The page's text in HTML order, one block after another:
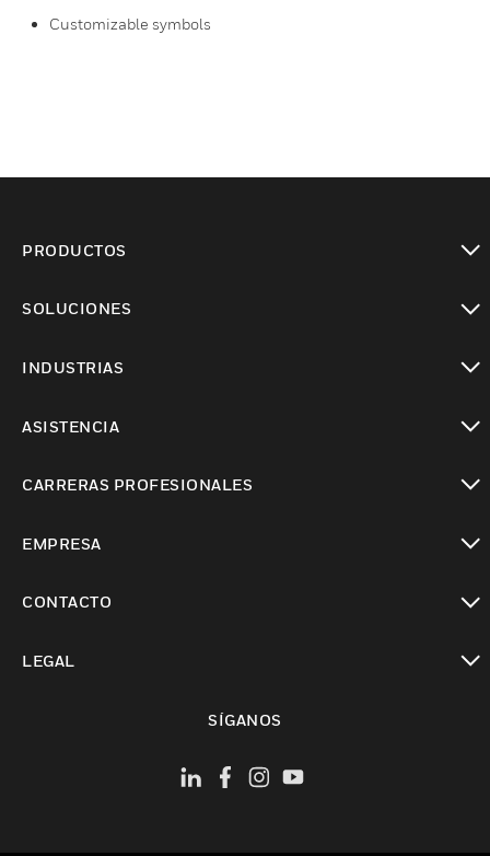
Customizable symbols
PRODUCTOS
SOLUCIONES
INDUSTRIAS
ASISTENCIA
CARRERAS PROFESIONALES
EMPRESA
CONTACTO
LEGAL
SÍGANOS